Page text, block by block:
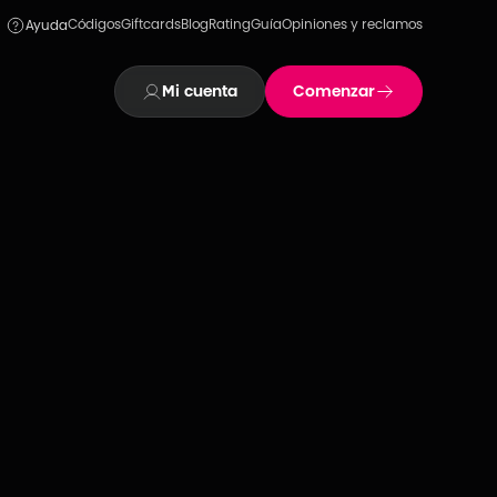
AyudaCódigosGiftcardsBlogRatingGuíaOpiniones y reclamos
Mi cuenta Comenzar